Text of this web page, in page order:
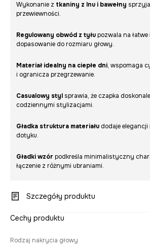
Wykonanie z tkaniny z lnu i bawełny
przewiewności.
Regulowany obwód z tyłu pozwala na
dopasowanie do rozmiaru głowy.
Materiał idealny na ciepłe dni, wspomaga
i ogranicza przegrzewanie.
Casualowy styl sprawia, że czapka
codziennymi stylizacjami.
Gładka struktura materiału dodaje
dotyku.
Gładki wzór podkreśla minimalistyczny
łączenie z różnymi ubraniami.
Szczegóły produktu
Cechy produktu
Rodzaj nakrycia głowy